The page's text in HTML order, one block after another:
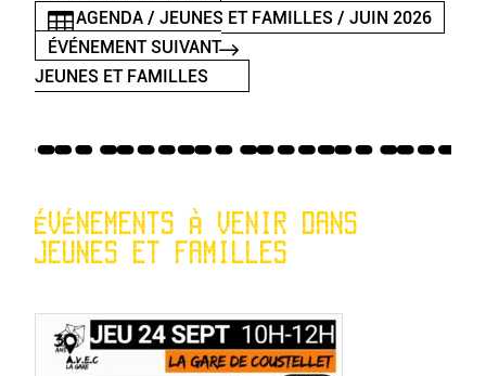
AGENDA / JEUNES ET FAMILLES / JUIN 2026
ÉVÉNEMENT SUIVANT
JEUNES ET FAMILLES
ÉVÉNEMENTS À VENIR DANS
JEUNES ET FAMILLES